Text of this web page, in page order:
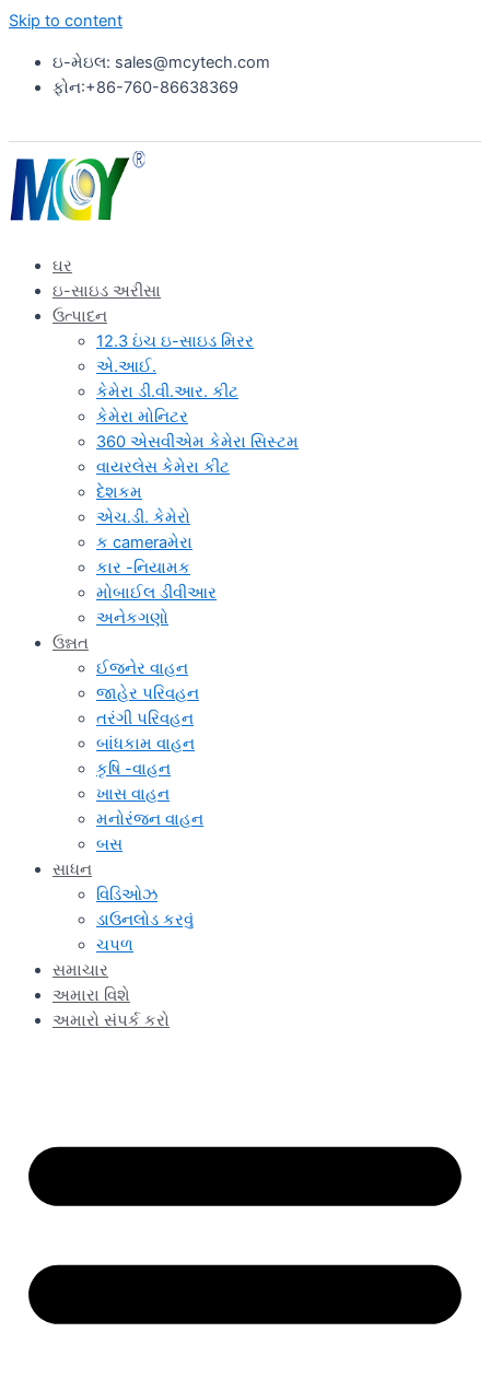
Skip to content
ઇ-મેઇલ: sales@mcytech.com
ફોન:+86-760-86638369
ઘર
ઇ-સાઇડ અરીસા
ઉત્પાદન
12.3 ઇંચ ઇ-સાઇડ મિરર
એ.આઈ.
કેમેરા ડી.વી.આર. કીટ
કેમેરા મોનિટર
360 એસવીએમ કેમેરા સિસ્ટમ
વાયરલેસ કેમેરા કીટ
દેશકમ
એચ.ડી. કેમેરો
ક cameraમેરા
કાર -નિયામક
મોબાઈલ ડીવીઆર
અનેકગણો
ઉન્નત
ઈજનેર વાહન
જાહેર પરિવહન
તરંગી પરિવહન
બાંધકામ વાહન
કૃષિ -વાહન
ખાસ વાહન
મનોરંજન વાહન
બસ
સાધન
વિડિઓઝ
ડાઉનલોડ કરવું
ચપળ
સમાચાર
અમારા વિશે
અમારો સંપર્ક કરો